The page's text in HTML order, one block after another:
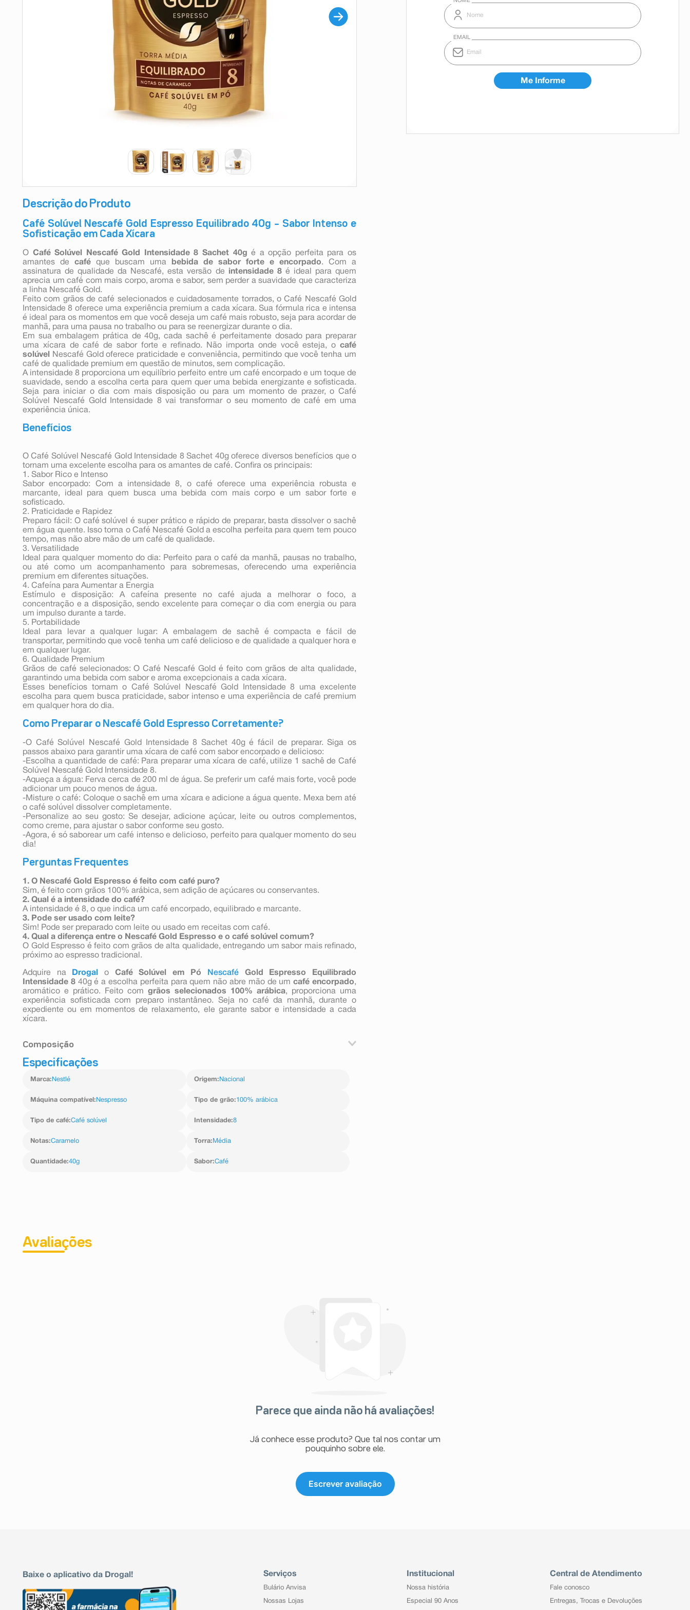
Descrição do Produto
Café Solúvel Nescafé Gold Espresso Equilibrado 40g – Sabor Intenso e
Sofisticação em Cada Xícara
O Café Solúvel Nescafé Gold Intensidade 8 Sachet 40g é a opção perfeita para os
amantes de café que buscam uma bebida de sabor forte e encorpado. Com a
assinatura de qualidade da Nescafé, esta versão de intensidade 8é ideal para quem
aprecia um café com mais corpo, aroma e sabor, sem perder a suavidade que caracteriza
a linha Nescafé Gold.
Feito com grãos de café selecionados e cuidadosamente torrados, o Café Nescafé Gold
Intensidade 8 oferece uma experiência premium a cada xícara. Sua fórmula rica e intensa
é ideal para os momentos em que você deseja um café mais robusto, seja para acordar de
manhã, para uma pausa no trabalho ou para se reenergizar durante o dia.
Em sua embalagem prática de 40g, cada sachê é perfeitamente dosado para preparar
uma xícara de café de sabor forte e refinado. Não importa onde você esteja, o café
solúvel
Nescafé Gold oferece praticidade e conveniência, permitindo que você tenha um
café de qualidade premium em questão de minutos, sem complicação.
A intensidade 8 proporciona um equilíbrio perfeito entre um café encorpado e um toque de
suavidade, sendo a escolha certa para quem quer uma bebida energizante e sofisticada.
Seja para iniciar o dia com mais disposição ou para um momento de prazer, o Café
Solúvel Nescafé Gold Intensidade 8 vai transformar o seu momento de café em uma
experiência única.
Benefícios
O Café Solúvel Nescafé Gold Intensidade 8 Sachet 40g oferece diversos benefícios que o
tornam uma excelente escolha para os amantes de café. Confira os principais:
1. Sabor Rico e Intenso
Sabor encorpado: Com a intensidade 8, o café oferece uma experiência robusta e
marcante, ideal para quem busca uma bebida com mais corpo e um sabor forte e
sofisticado.
2. Praticidade e Rapidez
Preparo fácil: O café solúvel é super prático e rápido de preparar, basta dissolver o sachê
em água quente. Isso torna o Café Nescafé Gold a escolha perfeita para quem tem pouco
tempo, mas não abre mão de um café de qualidade.
3. Versatilidade
Ideal para qualquer momento do dia: Perfeito para o café da manhã, pausas no trabalho,
ou até como um acompanhamento para sobremesas, oferecendo uma experiência
premium em diferentes situações.
4. Cafeína para Aumentar a Energia
Estímulo e disposição: A cafeína presente no café ajuda a melhorar o foco, a
concentração e a disposição, sendo excelente para começar o dia com energia ou para
um impulso durante a tarde.
5. Portabilidade
Ideal para levar a qualquer lugar: A embalagem de sachê é compacta e fácil de
transportar, permitindo que você tenha um café delicioso e de qualidade a qualquer hora e
em qualquer lugar.
6. Qualidade Premium
Grãos de café selecionados: O Café Nescafé Gold é feito com grãos de alta qualidade,
garantindo uma bebida com sabor e aroma excepcionais a cada xícara.
Esses benefícios tornam o Café Solúvel Nescafé Gold Intensidade 8 uma excelente
escolha para quem busca praticidade, sabor intenso e uma experiência de café premium
em qualquer hora do dia.
Como Preparar o Nescafé Gold Espresso Corretamente?
-O Café Solúvel Nescafé Gold Intensidade 8 Sachet 40g é fácil de preparar. Siga os
passos abaixo para garantir uma xícara de café com sabor encorpado e delicioso:
-Escolha a quantidade de café: Para preparar uma xícara de café, utilize 1 sachê de Café
Solúvel Nescafé Gold Intensidade 8.
-Aqueça a água: Ferva cerca de 200 ml de água. Se preferir um café mais forte, você pode
adicionar um pouco menos de água.
-Misture o café: Coloque o sachê em uma xícara e adicione a água quente. Mexa bem até
o café solúvel dissolver completamente.
-Personalize ao seu gosto: Se desejar, adicione açúcar, leite ou outros complementos,
como creme, para ajustar o sabor conforme seu gosto.
-Agora, é só saborear um café intenso e delicioso, perfeito para qualquer momento do seu
dia!
Perguntas Frequentes
1. O Nescafé Gold Espresso é feito com café puro?
Sim, é feito com grãos 100% arábica, sem adição de açúcares ou conservantes.
2. Qual é a intensidade do café?
A intensidade é 8, o que indica um café encorpado, equilibrado e marcante.
3. Pode ser usado com leite?
Sim! Pode ser preparado com leite ou usado em receitas com café.
4. Qual a diferença entre o Nescafé Gold Espresso e o café solúvel comum?
O Gold Espresso é feito com grãos de alta qualidade, entregando um sabor mais refinado,
próximo ao espresso tradicional.
Adquire na Drogal oCafé Solúvel em Pó Nescafé Gold Espresso Equilibrado
Intensidade 840g é a escolha perfeita para quem não abre mão de umcafé encorpado,
aromático e prático. Feito com grãos selecionados 100% arábica, proporciona uma
experiência sofisticada com preparo instantâneo. Seja no café da manhã, durante o
expediente ou em momentos de relaxamento, ele garante sabor e intensidade a cada
xícara.
Composição
Café
Especificações
Marca: Nestlé Origem: Nacional
Máquina compatível : Nespresso Tipo de grão:100% arábica
Tipo de café:Café solúvel Intensidade:8
Notas:Caramelo Torra: Média
Quantidade:40g Sabor:Café
Avaliações
Parece que ainda não há avaliações!
Já conhece esse produto? Que tal nos contar um
pouquinho sobre ele.
Escrever avaliação
Baixe o aplicativo da Drogal! Serviços
Bulário Anvisa
Nossas Lojas
Institucional
Nossa história
Especial 90 Anos
Central de Atendimento
Fale conosco
Entregas, Trocas e Devoluções
9º esmalte
10ºabsorvente